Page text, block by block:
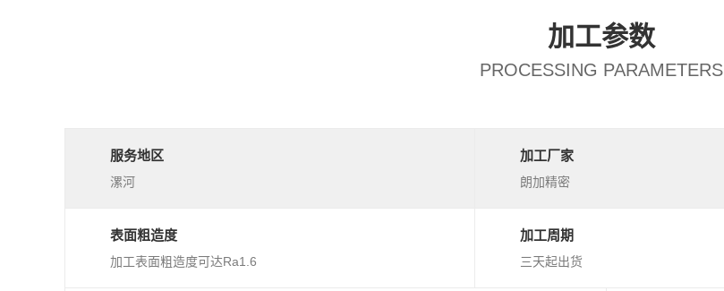
加工参数
PROCESSING PARAMETERS
服务地区
漯河
加工厂家
朗加精密
表面粗造度
加工表面粗造度可达Ra1.6
加工周期
三天起出货